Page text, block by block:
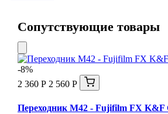
Сопутствующие товары
-8%
2 360 Р 2 560 Р
Переходник M42 - Fujifilm FX K&F